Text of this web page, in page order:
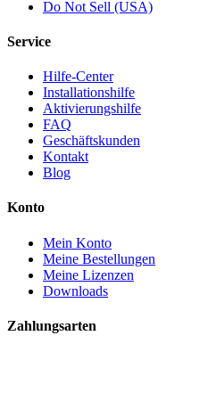
Do Not Sell (USA)
Service
Hilfe-Center
Installationshilfe
Aktivierungshilfe
FAQ
Geschäftskunden
Kontakt
Blog
Konto
Mein Konto
Meine Bestellungen
Meine Lizenzen
Downloads
Zahlungsarten